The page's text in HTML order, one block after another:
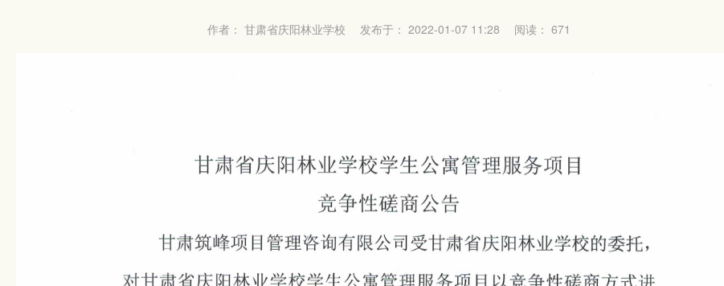
作者： 甘肃省庆阳林业学校 发布于： 2022-01-07 11:28 阅读： 671